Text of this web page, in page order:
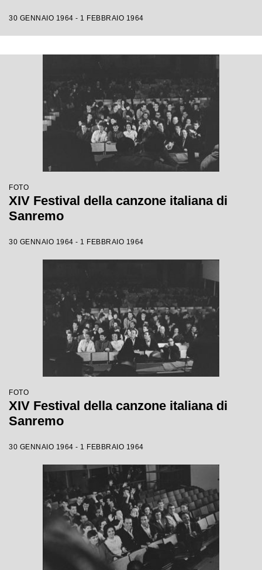
30 GENNAIO 1964 - 1 FEBBRAIO 1964
FOTO
XIV Festival della canzone italiana di
Sanremo
30 GENNAIO 1964 - 1 FEBBRAIO 1964
FOTO
XIV Festival della canzone italiana di
Sanremo
30 GENNAIO 1964 - 1 FEBBRAIO 1964